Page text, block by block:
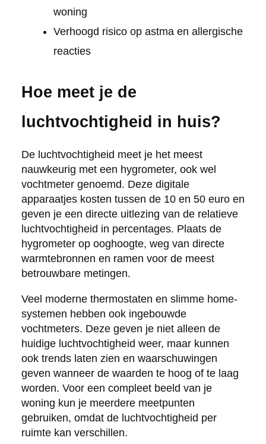
woning
Verhoogd risico op astma en allergische
reacties
Hoe meet je de
luchtvochtigheid in huis?
De luchtvochtigheid meet je het meest
nauwkeurig met een hygrometer, ook wel
vochtmeter genoemd. Deze digitale
apparaatjes kosten tussen de 10 en 50 euro en
geven je een directe uitlezing van de relatieve
luchtvochtigheid in percentages. Plaats de
hygrometer op ooghoogte, weg van directe
warmtebronnen en ramen voor de meest
betrouwbare metingen.
Veel moderne thermostaten en slimme home-
systemen hebben ook ingebouwde
vochtmeters. Deze geven je niet alleen de
huidige luchtvochtigheid weer, maar kunnen
ook trends laten zien en waarschuwingen
geven wanneer de waarden te hoog of te laag
worden. Voor een compleet beeld van je
woning kun je meerdere meetpunten
gebruiken, omdat de luchtvochtigheid per
ruimte kan verschillen.